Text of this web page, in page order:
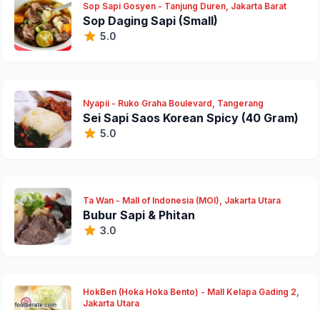
Sop Sapi Gosyen - Tanjung Duren, Jakarta Barat
Sop Daging Sapi (Small)
5.0
Nyapii - Ruko Graha Boulevard, Tangerang
Sei Sapi Saos Korean Spicy (40 Gram)
5.0
Ta Wan - Mall of Indonesia (MOI), Jakarta Utara
Bubur Sapi & Phitan
3.0
HokBen (Hoka Hoka Bento) - Mall Kelapa Gading 2,
Jakarta Utara